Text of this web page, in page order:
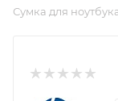
Сумка для